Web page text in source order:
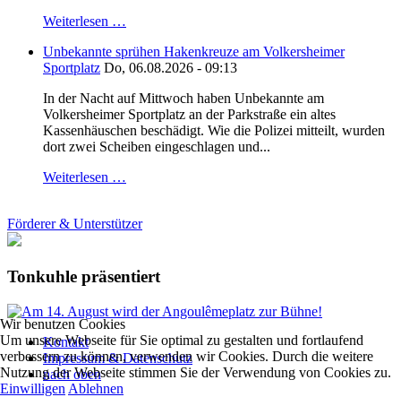
Weiterlesen …
Unbekannte sprühen Hakenkreuze am Volkersheimer
Sportplatz Do, 06.08.2026 - 09:13
In der Nacht auf Mittwoch haben Unbekannte am
Volkersheimer Sportplatz an der Parkstraße ein altes
Kassenhäuschen beschädigt. Wie die Polizei mitteilt, wurden
dort zwei Scheiben eingeschlagen und...
Weiterlesen …
Förderer & Unterstützer
Tonkuhle präsentiert
Kontakt
Impressum & Datenschutz
nach oben
Wir benutzen Cookies
Um unsere Webseite für Sie optimal zu gestalten und fortlaufend
verbessern zu können, verwenden wir Cookies. Durch die weitere
Nutzung der Webseite stimmen Sie der Verwendung von Cookies zu.
Einwilligen Ablehnen